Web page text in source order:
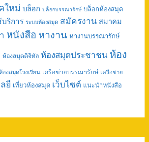
ใหม่ บล็อก บล็อกบรรณารักษ์ บล็อกห้องสมุด
บริการ ระบบห้องสมุด สมัครงาน สมาคม
หนังสือ หางาน หางานบรรณารักษ์
ห้องสมุดดิจิทัล ห้องสมุดประชาชน ห้อง
องสมุดโรงเรียน เครือข่ายบรรณารักษ์ เครือข่าย
ยี เที่ยวห้องสมุด เว็บไซต์ แนะนำหนังสือ